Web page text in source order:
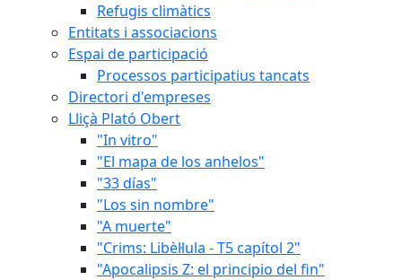
Refugis climàtics
Entitats i associacions
Espai de participació
Processos participatius tancats
Directori d'empreses
Lliçà Plató Obert
"In vitro"
"El mapa de los anhelos"
"33 días"
"Los sin nombre"
"A muerte"
"Crims: Libèl·lula - T5 capítol 2"
"Apocalipsis Z: el principio del fin"